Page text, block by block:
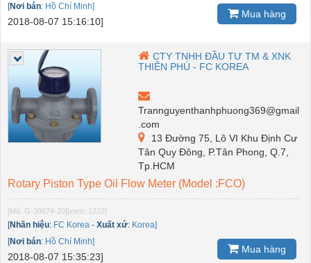
[Nơi bán: Hồ Chí Minh]
2018-08-07 15:16:10]
Mua hàng
CTY TNHH ĐẦU TƯ TM & XNK
THIÊN PHÚ - FC KOREA
Trannguyenthanhphuong369@gmail
.com
13 Đường 75, Lô VI Khu Định Cư
Tân Quy Đông, P.Tân Phong, Q.7,
Tp.HCM
Rotary Piston Type Oil Flow Meter (Model :FCO)
[Mã: G-38874-20][xem: 1222]
[Nhãn hiệu: FC Korea - Xuất xứ: Korea]
[Nơi bán: Hồ Chí Minh]
2018-08-07 15:35:23]
Mua hàng